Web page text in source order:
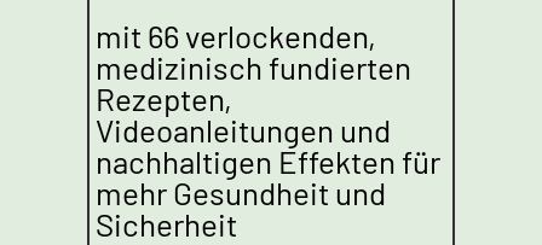
mit 66 verlockenden,
medizinisch fundierten
Rezepten,
Videoanleitungen und
nachhaltigen Effekten für
mehr Gesundheit und
Sicherheit